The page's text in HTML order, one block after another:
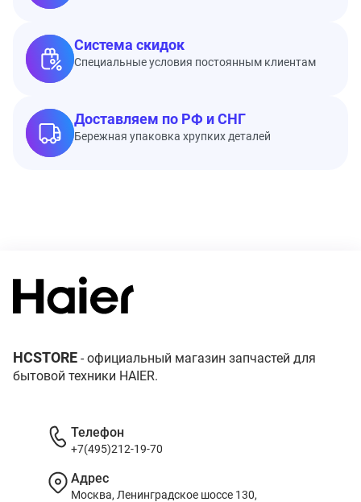
Система скидок
Специальные условия постоянным клиентам
Доставляем по РФ и СНГ
Бережная упаковка хрупких деталей
HCSTORE - официальный магазин запчастей для
бытовой техники HAIER.
Телефон
+7(495)212-19-70
Адрес
Москва, Ленинградское шоссе 130,